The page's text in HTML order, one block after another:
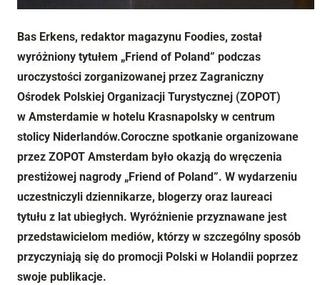
Bas Erkens, redaktor magazynu Foodies, został
wyróżniony tytułem „Friend of Poland” podczas
uroczystości zorganizowanej przez Zagraniczny
Ośrodek Polskiej Organizacji Turystycznej (ZOPOT)
w Amsterdamie w hotelu Krasnapolsky w centrum
stolicy Niderlandów.Coroczne spotkanie organizowane
przez ZOPOT Amsterdam było okazją do wręczenia
prestiżowej nagrody „Friend of Poland”. W wydarzeniu
uczestniczyli dziennikarze, blogerzy oraz laureaci
tytułu z lat ubiegłych. Wyróżnienie przyznawane jest
przedstawicielom mediów, którzy w szczególny sposób
przyczyniają się do promocji Polski w Holandii poprzez
swoje publikacje.